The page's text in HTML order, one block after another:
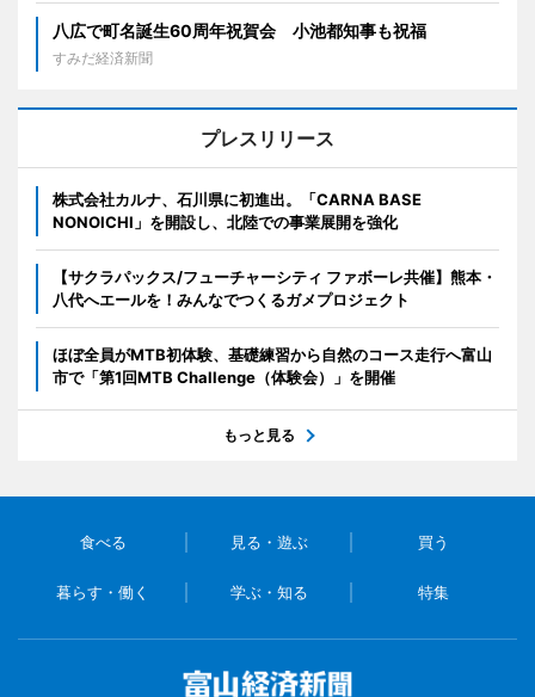
八広で町名誕生60周年祝賀会 小池都知事も祝福
すみだ経済新聞
プレスリリース
株式会社カルナ、石川県に初進出。「CARNA BASE
NONOICHI」を開設し、北陸での事業展開を強化
【サクラパックス/フューチャーシティ ファボーレ共催】熊本・
八代へエールを！みんなでつくるガメプロジェクト
ほぼ全員がMTB初体験、基礎練習から自然のコース走行へ富山
市で「第1回MTB Challenge（体験会）」を開催
もっと見る
食べる 見る・遊ぶ 買う
暮らす・働く 学ぶ・知る 特集